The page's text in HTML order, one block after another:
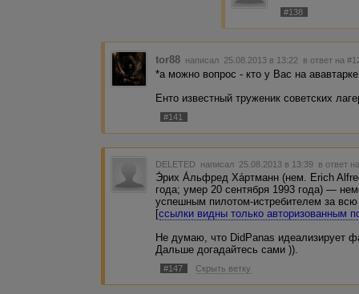
#138
tor88 написал 25.08.2013 в 13:22 в ответ на
*а можно вопрос - кто у Вас на
Енто известный труженик советских
#141
DELETED написал 25.08.2013 в 13:39 в ответ
Э́рих А́льфред Ха́ртманн (нем. Erich
года; умер 20 сентября 1993 года) —
успешным пилотом-истребителем за
[ссылки видны только авторизованным
Не думаю, что DidPanas идеализирует
Дальше догадайтесь сами )).
#147 Скрыть ветку